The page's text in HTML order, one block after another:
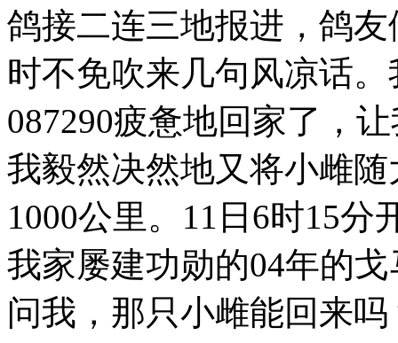
鸽接二连三地报进，鸽
时不免吹来几句风凉话
087290疲惫地回家了，
我毅然决然地又将小雌
1000公里。11日6时15
我家屡建功勋的04年的
问我，那只小雌能回来